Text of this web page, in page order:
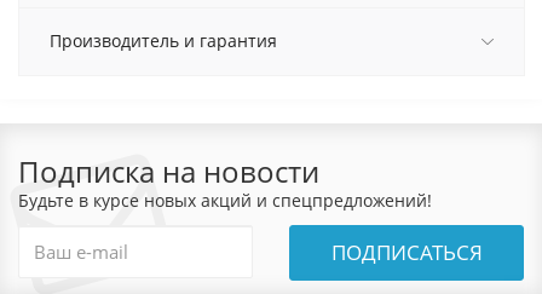
Производитель и гарантия
Подписка на новости
Будьте в курсе новых акций и спецпредложений!
ПОДПИСАТЬСЯ